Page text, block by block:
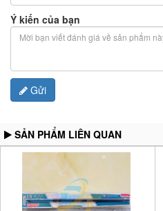
Ý kiến của bạn
Gửi
SẢN PHẨM LIÊN QUAN